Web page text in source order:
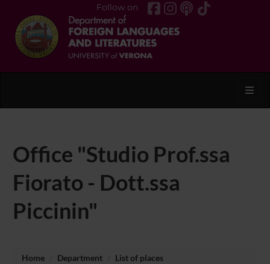
Follow on
Office "Studio Prof.ssa
Fiorato - Dott.ssa
Piccinin"
Home Department
List of places